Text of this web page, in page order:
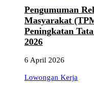
Pengumuman
Masyarakat
Peningkatan
2026
6 April 2026
Lowongan Kerja